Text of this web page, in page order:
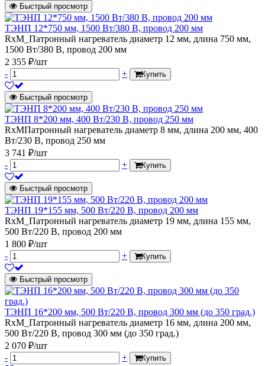
Быстрый просмотр
ТЭНП 12*750 мм, 1500 Вт/380 В, провод 200 мм
RxM_Патронный нагреватель диаметр 12 мм, длина 750 мм,
1500 Вт/380 В, провод 200 мм
2 355 ₽/шт
-
+ Купить
Быстрый просмотр
ТЭНП 8*200 мм, 400 Вт/230 В, провод 250 мм
RxMПатронный нагреватель диаметр 8 мм, длина 200 мм, 400
Вт/230 В, провод 250 мм
3 741 ₽/шт
-
+ Купить
Быстрый просмотр
ТЭНП 19*155 мм, 500 Вт/220 В, провод 200 мм
RxM_Патронный нагреватель диаметр 19 мм, длина 155 мм,
500 Вт/220 В, провод 200 мм
1 800 ₽/шт
-
+ Купить
Быстрый просмотр
ТЭНП 16*200 мм, 500 Вт/220 В, провод 300 мм (до 350 град.)
RxM_Патронный нагреватель диаметр 16 мм, длина 200 мм,
500 Вт/220 В, провод 300 мм (до 350 град.)
2 070 ₽/шт
-
+ Купить